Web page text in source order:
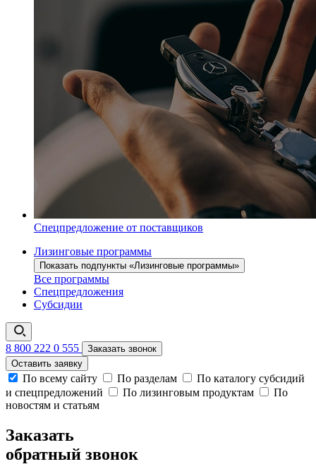
Спецпредложение от поставщиков
Лизинговые программы
Показать подпункты «Лизинговые программы»
Все программы
Спецпредложения
Субсидии
8 800 222 0 555
Заказать звонок
Оставить заявку
По всему сайту По разделам
По каталогу субсидий
и спецпредложений
По лизинговым продуктам
По
новостям и статьям
Заказать
обратный звонок